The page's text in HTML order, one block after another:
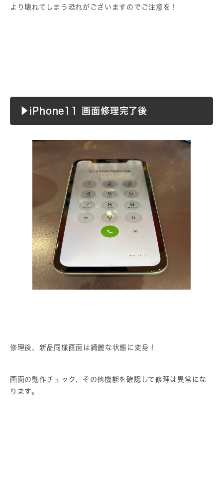
より壊れてしまう恐れがございますのでご注意を！
▶︎iPhone11 画面修理完了後
修理後、新品同様画面は綺麗な状態に変身！
画面の動作チェック、その他機能を確認して修理は異常にな
ります。